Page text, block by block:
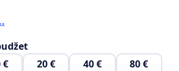
€ 20 € 40 € 80 €